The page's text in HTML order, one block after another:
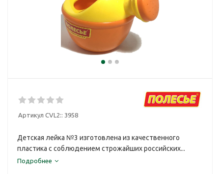
Артикул CVL2:: 3958
Детская лейка №3 изготовлена из качественного
пластика с соблюдением строжайших российских...
Подробнее